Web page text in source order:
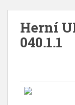
Herní
040.1.1